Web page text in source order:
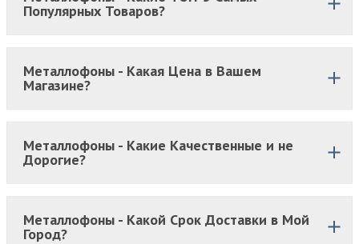
Популярных Товаров?
Металлофоны - Какая Цена в Вашем
Магазине?
Металлофоны - Какие Качественные и не
Дорогие?
Металлофоны - Какой Срок Доставки в Мой
Город?